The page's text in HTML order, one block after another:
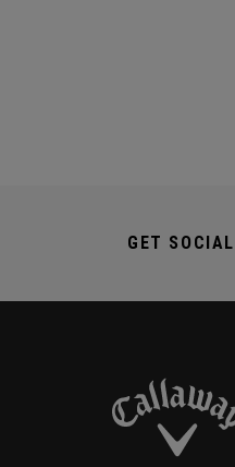
GET SOCIAL